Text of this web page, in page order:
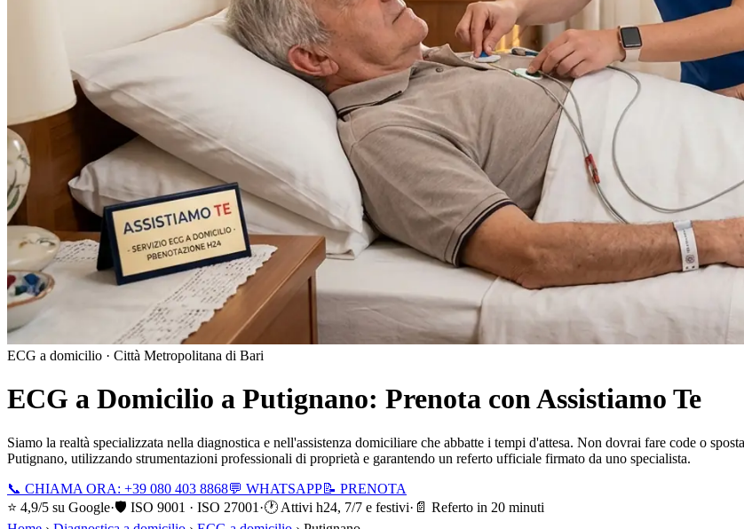
ECG a domicilio · Città Metropolitana di Bari
ECG a Domicilio a Putignano: Prenota con Assistiamo Te
Siamo la realtà specializzata nella diagnostica e nell'assistenza domiciliare che abbatte i tempi d'attesa. Non dovrai fare code o
Putignano, utilizzando strumentazioni professionali di proprietà e garantendo un referto ufficiale firmato da uno specialista.
📞 CHIAMA ORA: +39 080 403 8868💬 WHATSAPP📝 PRENOTA
⭐ 4,9/5 su Google·🛡️ ISO 9001 · ISO 27001 ·🕐 Attivi h24, 7/7 e festivi· 📄 Referto in 20 minuti